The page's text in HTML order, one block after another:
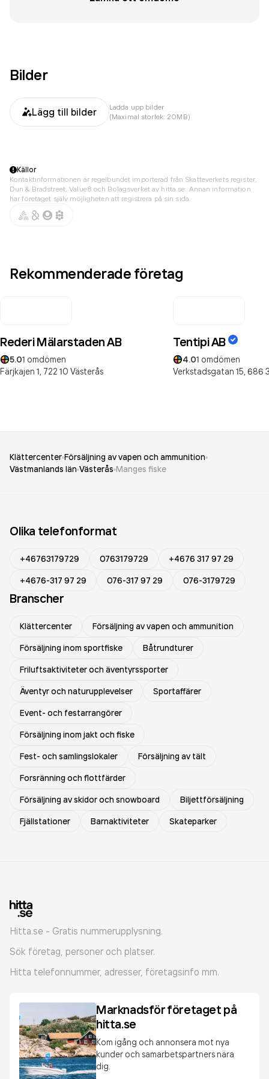
Bilder
Lägg till bilder
Ladda upp bilder
(Maximal storlek: 20MB)
Källor
Kontaktinformationen är regelbundet importerad från Skatteverkets register,
Dun & Bradstreet, Value8 och Bolagsverket av hitta.se. Annan information
har företaget själv möjligheten att registrera på sin sida.
Rekommenderade företag
Rederi Mälarstaden AB
5.01 omdömen
Färjkajen 1, 722 10 Västerås
Tentipi AB
4.01 omdömen
Verkstadsgatan 15, 686
Klättercenter Försäljning av vapen och ammunition
Västmanlands län Västerås Manges fiske
Olika telefonformat
+46763179729 0763179729
+4676 317 97 29
+4676-317 97 29
076-317 97 29 076-3179729
Branscher
Klättercenter
Försäljning av vapen och ammunition
Försäljning inom sportfiske
Båtrundturer
Friluftsaktiviteter och äventyrssporter
Äventyr och naturupplevelser
Sportaffärer
Event- och festarrangörer
Försäljning inom jakt och fiske
Fest- och samlingslokaler
Försäljning av tält
Forsränning och flottfärder
Försäljning av skidor och snowboard
Biljettförsäljning
Fjällstationer
Barnaktiviteter Skateparker
Hitta.se - Gratis nummerupplysning.
Sök företag, personer och platser.
Hitta telefonnummer, adresser, företagsinfo mm.
Marknadsför företaget på
hitta.se
Kom igång och annonsera mot nya
kunder och samarbetspartners nära
dig.